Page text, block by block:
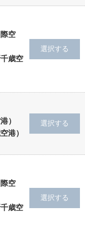
空
歳空
）
港）
空
歳空